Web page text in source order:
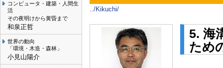
コンピュータ・建築・人間生
活
その夜明けから黄昏まで
和泉正哲
世界の動向
「環境・木造・森林」
小見山陽介
../Kikuchi/
5. 海
ため